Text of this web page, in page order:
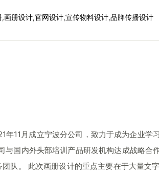
,画册设计,官网设计,宣传物料设计,品牌传播设计
年11月成立宁波分公司，致力于成为企业学
国内外头部培训产品研发机构达成战略合
队。 此次画册设计的重点主要在于大量文